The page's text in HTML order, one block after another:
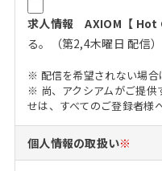
求人情報 AXIOM【 Hot
る。（第2,4木曜日 配信）
※ 配信を希望されない場合
※ 尚、アクシアムがご提供
せは、すべてのご登録者様
個人情報の取扱い※